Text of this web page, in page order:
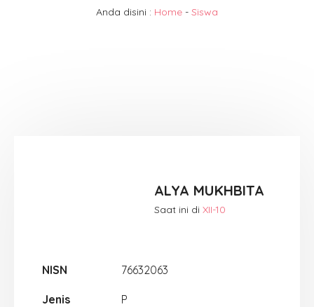
Anda disini : Home - Siswa
ALYA MUKHBITA
Saat ini di XII-10
NISN 76632063
Jenis
P